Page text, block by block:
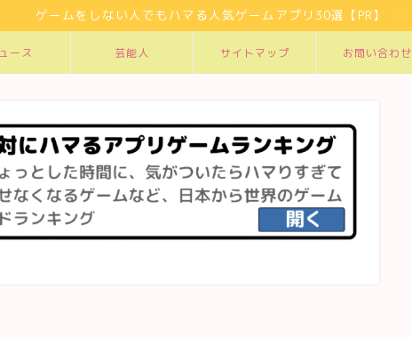
ゲームをしない人でもハマる人気ゲームアプリ30選【PR】
ース 芸能人 サイトマップ お問い合わせ